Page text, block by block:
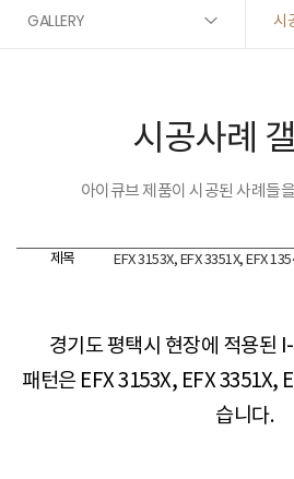
GALLERY 시
시공사례
아이큐브 제품이 시공된 사례들
제목 EFX 3153X, EFX 3351X, EFX
경기도 평택시 현장​​에 적용된
패턴은 EFX 3153X, EFX 3351X,
습니다.